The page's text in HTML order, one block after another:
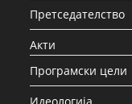
Претседателство
Акти
Програмски цели